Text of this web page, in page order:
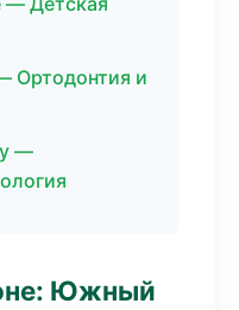
Ортодонтия и
—
Южный